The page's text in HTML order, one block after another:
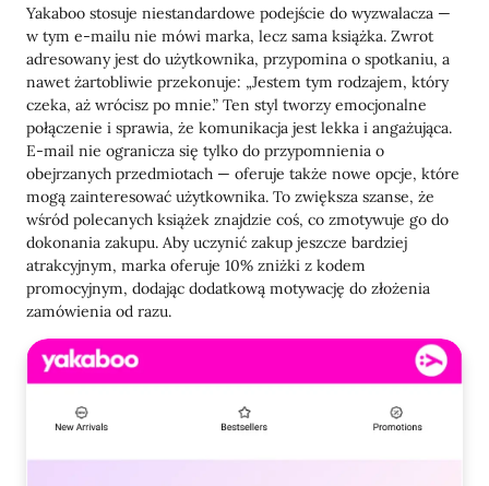
Yakaboo stosuje niestandardowe podejście do wyzwalacza —
w tym e-mailu nie mówi marka, lecz sama książka. Zwrot
adresowany jest do użytkownika, przypomina o spotkaniu, a
nawet żartobliwie przekonuje: „Jestem tym rodzajem, który
czeka, aż wrócisz po mnie.” Ten styl tworzy emocjonalne
połączenie i sprawia, że komunikacja jest lekka i angażująca.
E-mail nie ogranicza się tylko do przypomnienia o
obejrzanych przedmiotach — oferuje także nowe opcje, które
mogą zainteresować użytkownika. To zwiększa szanse, że
wśród polecanych książek znajdzie coś, co zmotywuje go do
dokonania zakupu. Aby uczynić zakup jeszcze bardziej
atrakcyjnym, marka oferuje 10% zniżki z kodem
promocyjnym, dodając dodatkową motywację do złożenia
zamówienia od razu.